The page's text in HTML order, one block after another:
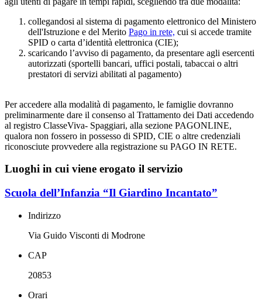
collegandosi al sistema di pagamento elettronico del Ministero
dell'Istruzione e del Merito Pago in rete, cui si accede tramite
SPID o carta d’identità elettronica (CIE);
scaricando l’avviso di pagamento, da presentare agli esercenti
autorizzati (sportelli bancari, uffici postali, tabaccai o altri
prestatori di servizi abilitati al pagamento)
Per accedere alla modalità di pagamento, le famiglie dovranno
preliminarmente dare il consenso al Trattamento dei Dati accedendo
al registro ClasseViva- Spaggiari, alla sezione PAGONLINE,
qualora non fossero in possesso di SPID, CIE o altre credenziali
riconosciute provvedere alla registrazione su PAGO IN RETE.
Luoghi in cui viene erogato il servizio
Scuola dell’Infanzia “Il Giardino Incantato”
Indirizzo
Via Guido Visconti di Modrone
CAP
20853
Orari